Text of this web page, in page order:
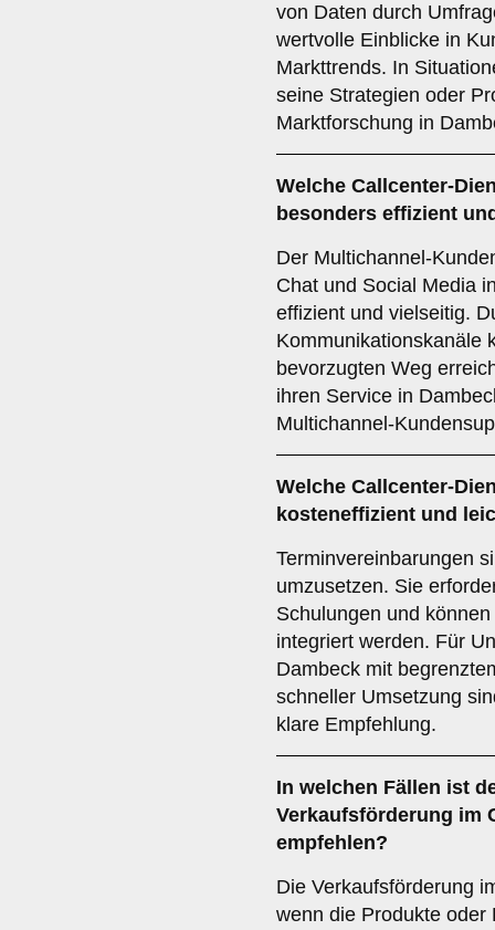
von Daten durch
wertvolle Einblicke in
Markttrends. In
seine Strategien oder
Marktforschung in
Welche Callcenter-
besonders effizient
Der Multichannel-
Chat und Social Media
effizient und vielseitig.
Kommunikationskanäle
bevorzugten Weg
ihren Service in
Multichannel-
Welche Callcenter-
kosteneffizient und
Terminvereinbarungen
umzusetzen. Sie
Schulungen und
integriert werden. Für
Dambeck mit
schneller Umsetzung
klare Empfehlung.
In welchen Fällen ist
Verkaufsförderung im
empfehlen?
Die Verkaufsförderung
wenn die Produkte oder